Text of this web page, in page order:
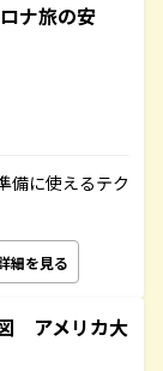
ナ旅の安
備に使えるテク
細を見る
アメリカ大